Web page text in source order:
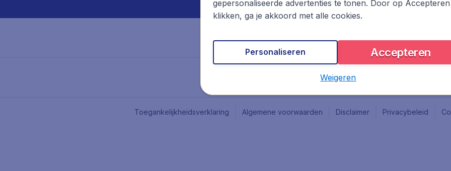
Toegankelijkheidsverklaring Algemene voorwaarden Disclaimer Privacybeleid
gepersonaliseerde advertenties te tonen. Door op
klikken, ga je akkoord met alle cookies.
Accepteren
Personaliseren
Weigeren